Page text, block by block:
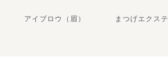
アイブロウ（眉） まつげエクステ